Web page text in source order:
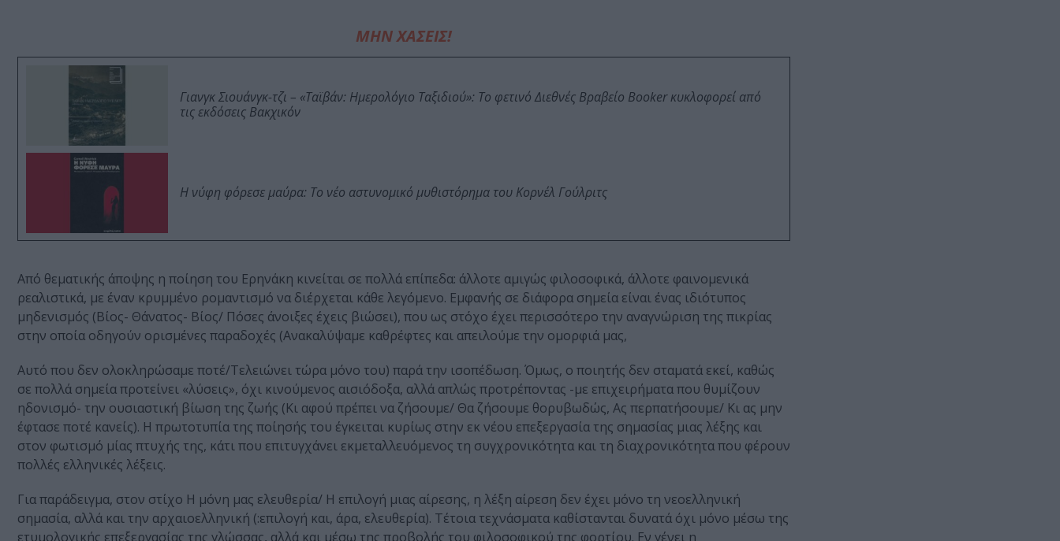
ΜΗΝ ΧΑΣΕΙΣ!
Γιανγκ Σιουάνγκ-τζι – «Ταϊβάν: Ημερολόγιο Ταξιδιού»: Το φετινό Διεθνές Βραβείο Booker κυκλοφορεί από
τις εκδόσεις Βακχικόν
Η νύφη φόρεσε μαύρα: Το νέο αστυνομικό μυθιστόρημα του Κορνέλ Γούλριτς
Από θεματικής άποψης η ποίηση του Ερηνάκη κινείται σε πολλά επίπεδα: άλλοτε αμιγώς φιλοσοφικά, άλλοτε φαινομενικά
ρεαλιστικά, με έναν κρυμμένο ρομαντισμό να διέρχεται κάθε λεγόμενο. Εμφανής σε διάφορα σημεία είναι ένας ιδιότυπος
μηδενισμός (Βίος- Θάνατος- Βίος/ Πόσες άνοιξες έχεις βιώσει), που ως στόχο έχει περισσότερο την αναγνώριση της πικρίας
στην οποία οδηγούν ορισμένες παραδοχές (Ανακαλύψαμε καθρέφτες και απειλούμε την ομορφιά μας,
Αυτό που δεν ολοκληρώσαμε ποτέ/Τελειώνει τώρα μόνο του) παρά την ισοπέδωση. Όμως, ο ποιητής δεν σταματά εκεί, καθώς
σε πολλά σημεία προτείνει «λύσεις», όχι κινούμενος αισιόδοξα, αλλά απλώς προτρέποντας -με επιχειρήματα που θυμίζουν
ηδονισμό- την ουσιαστική βίωση της ζωής (Κι αφού πρέπει να ζήσουμε/ Θα ζήσουμε θορυβωδώς, Ας περπατήσουμε/ Κι ας μην
έφτασε ποτέ κανείς). Η πρωτοτυπία της ποίησής του έγκειται κυρίως στην εκ νέου επεξεργασία της σημασίας μιας λέξης και
στον φωτισμό μίας πτυχής της, κάτι που επιτυγχάνει εκμεταλλευόμενος τη συγχρονικότητα και τη διαχρονικότητα που φέρουν
πολλές ελληνικές λέξεις.
Για παράδειγμα, στον στίχο Η μόνη μας ελευθερία/ Η επιλογή μιας αίρεσης, η λέξη αίρεση δεν έχει μόνο τη νεοελληνική
σημασία, αλλά και την αρχαιοελληνική (:επιλογή και, άρα, ελευθερία). Τέτοια τεχνάσματα καθίστανται δυνατά όχι μόνο μέσω της
ετυμολογικής επεξεργασίας της γλώσσας, αλλά και μέσω της προβολής του φιλοσοφικού της φορτίου. Εν γένει η